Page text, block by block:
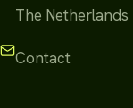
The Netherlands
Contact